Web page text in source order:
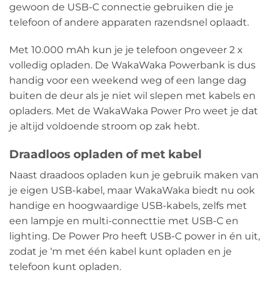
gewoon de USB-C connectie gebruiken die je
telefoon of andere apparaten razendsnel oplaadt.
Met 10.000 mAh kun je je telefoon ongeveer 2 x
volledig opladen. De WakaWaka Powerbank is dus
handig voor een weekend weg of een lange dag
buiten de deur als je niet wil slepen met kabels en
opladers. Met de WakaWaka Power Pro weet je dat
je altijd voldoende stroom op zak hebt.
Draadloos opladen of met kabel
Naast draadoos opladen kun je gebruik maken van
je eigen USB-kabel, maar WakaWaka biedt nu ook
handige en hoogwaardige USB-kabels, zelfs met
een lampje en multi-connecttie met USB-C en
lighting. De Power Pro heeft USB-C power in én uit,
zodat je ‘m met één kabel kunt opladen en je
telefoon kunt opladen.